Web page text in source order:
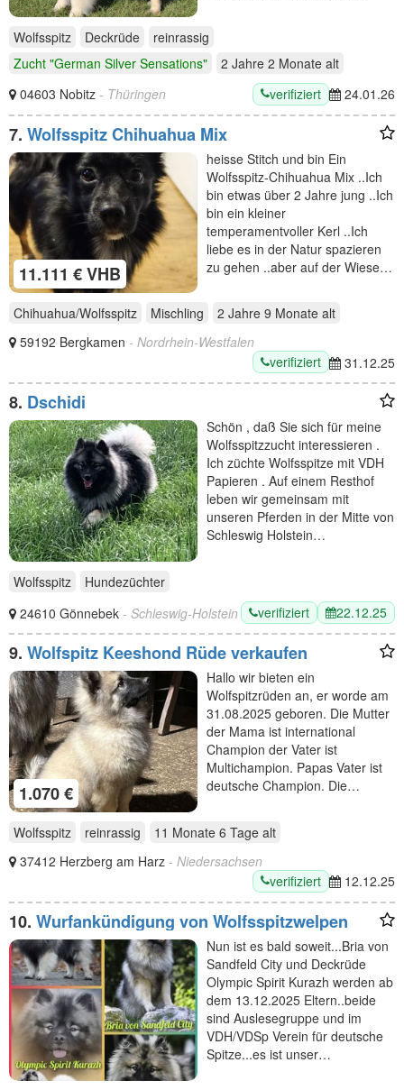
Wolfsspitz Deckrüde
reinrassig
Zucht "German Silver Sensations"
2 Jahre 2 Monate alt
04603 Nobitz - Thüringen verifiziert 24.01.26
7. Wolfsspitz Chihuahua Mix
11.111 € VHB
heisse Stitch und bin Ein
Wolfsspitz-Chihuahua Mix ..Ich
bin etwas über 2 Jahre jung ..Ich
bin ein kleiner
temperamentvoller Kerl ..Ich
liebe es in der Natur spazieren
zu gehen ..aber auf der Wiese…
Chihuahua/Wolfsspitz Mischling 2 Jahre 9 Monate alt
59192 Bergkamen - Nordrhein-Westfalen
verifiziert
31.12.25
8. Dschidi
Schön , daß Sie sich für meine
Wolfsspitzzucht interessieren .
Ich züchte Wolfsspitze mit VDH
Papieren . Auf einem Resthof
leben wir gemeinsam mit
unseren Pferden in der Mitte von
Schleswig Holstein…
Wolfsspitz
Hundezüchter
24610 Gönnebek - Schleswig-Holstein verifiziert 22.12.25
9. Wolfspitz Keeshond Rüde verkaufen
1.070 €
Hallo wir bieten ein
Wolfspitzrüden an, er worde am
31.08.2025 geboren. Die Mutter
der Mama ist international
Champion der Vater ist
Multichampion. Papas Vater ist
deutsche Champion. Die…
Wolfsspitz reinrassig 11 Monate 6 Tage alt
37412 Herzberg am Harz - Niedersachsen
verifiziert
12.12.25
10. Wurfankündigung von Wolfsspitzwelpen
Nun ist es bald soweit...Bria von
Sandfeld City und Deckrüde
Olympic Spirit Kurazh werden ab
dem 13.12.2025 Eltern..beide
sind Auslesegruppe und im
VDH/VDSp Verein für deutsche
Spitze...es ist unser…